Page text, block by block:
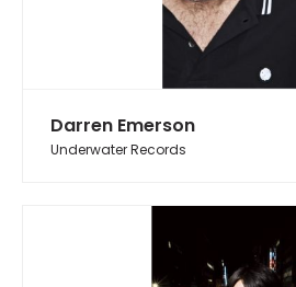
Darren Emerson
Underwater Records